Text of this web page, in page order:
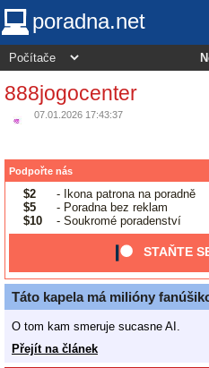
poradna.net
888jogocenter
07.01.2026 17:43:37
Podpořte nás
$2
- Ikona patrona na poradně
$5
- Poradna bez reklam
$10
- Soukromé poradenství
STAŇTE
Táto kapela má milióny
O tom kam smeruje sucasne AI.
Přejít na článek